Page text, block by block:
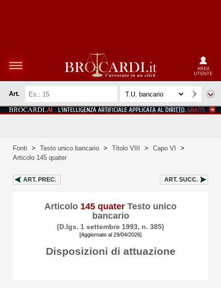
AREA
UTENTE
Art.
Fonti > Testo unico bancario > Titolo VIII > Capo VI
>
Articolo 145 quater
ART. PREC. ART. SUCC.
Articolo 145 quater Testo unico
bancario
(D.lgs. 1 settembre 1993, n. 385)
[Aggiornato al 29/04/2026]
Disposizioni di attuazione